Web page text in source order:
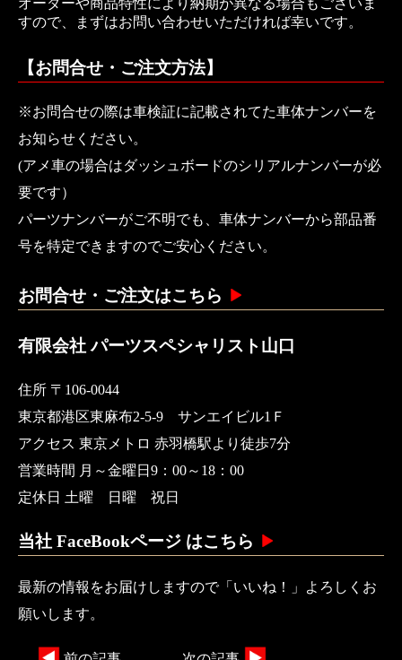
すので、まずはお問い合わせいただければ幸いです。
【お問合せ・ご注文方法】
※お問合せの際は車検証に記載されてた車体ナンバーを
お知らせください。
(アメ車の場合はダッシュボードのシリアルナンバーが必
要です）
パーツナンバーがご不明でも、車体ナンバーから部品番
号を特定できますのでご安心ください。
お問合せ・ご注文はこちら
有限会社 パーツスペシャリスト山口
住所 〒106-0044
東京都港区東麻布2-5-9 サンエイビル1Ｆ
アクセス 東京メトロ 赤羽橋駅より徒歩7分
営業時間 月～金曜日9：00～18：00
定休日 土曜 日曜 祝日
当社 FaceBookページ はこちら
最新の情報をお届けしますので「いいね！」よろしくお
願いします。